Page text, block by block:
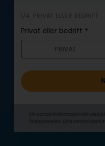
h
e
r
1/4: PRIVAT ELLER BEDRIFT
Privat eller bedrift *
PRIVAT
Din kontaktinformasjon blir
forespørselen. Dine